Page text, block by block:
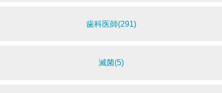
歯科医師(291)
滅菌(5)